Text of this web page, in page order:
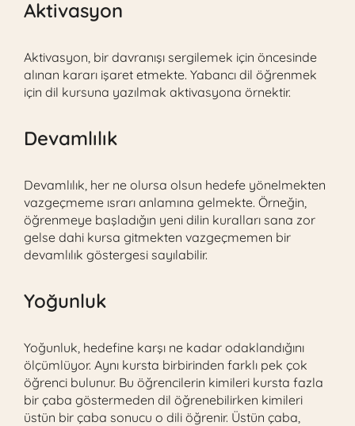
Aktivasyon
Aktivasyon, bir davranışı sergilemek için öncesinde
alınan kararı işaret etmekte. Yabancı dil öğrenmek
için dil kursuna yazılmak aktivasyona örnektir.
Devamlılık
Devamlılık, her ne olursa olsun hedefe yönelmekten
vazgeçmeme ısrarı anlamına gelmekte. Örneğin,
öğrenmeye başladığın yeni dilin kuralları sana zor
gelse dahi kursa gitmekten vazgeçmemen bir
devamlılık göstergesi sayılabilir.
Yoğunluk
Yoğunluk, hedefine karşı ne kadar odaklandığını
ölçümlüyor. Aynı kursta birbirinden farklı pek çok
öğrenci bulunur. Bu öğrencilerin kimileri kursta fazla
bir çaba göstermeden dil öğrenebilirken kimileri
üstün bir çaba sonucu o dili öğrenir. Üstün çaba,